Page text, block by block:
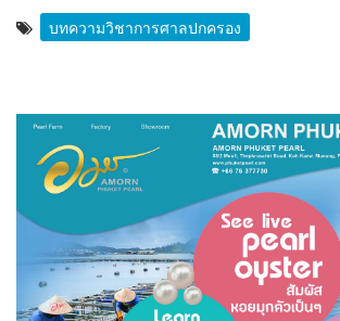
บทความวิชาการศาลปกครอง